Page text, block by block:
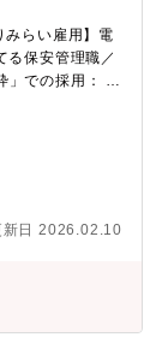
ます。また、
る業務を担当
度のメンバーで
施業務単位で
術を導入した
経験を活か
くとともに、
客さまの元に確
待に迅速・的
高品質・安価で
ています。他
みらい雇用】電
る保安管理職／
」での採用： 資
長自身がバリ
接指導も受け
のキャリア：
万円超）や独
全額会社負担！
の高圧受変電
ます。【具体
観点検や計器の
新日 2026.02.10